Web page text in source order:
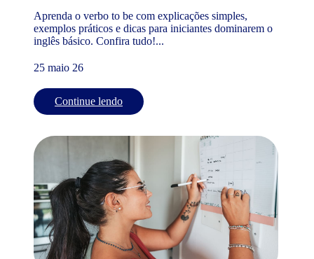
Aprenda o verbo to be com explicações simples,
exemplos práticos e dicas para iniciantes dominarem o
inglês básico. Confira tudo!...
25 maio 26
Continue lendo